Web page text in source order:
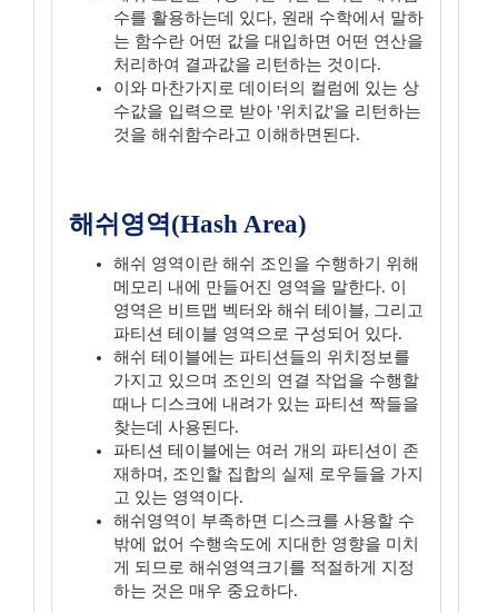
수를 활용하는데 있다, 원래 수학에서 말하
는 함수란 어떤 값을 대입하면 어떤 연산을
처리하여 결과값을 리턴하는 것이다.
이와 마찬가지로 데이터의 컬럼에 있는 상
수값을 입력으로 받아 '위치값'을 리턴하는
것을 해쉬함수라고 이해하면된다.
해쉬영역(Hash Area)
해쉬 영역이란 해쉬 조인을 수행하기 위해
메모리 내에 만들어진 영역을 말한다. 이
영역은 비트맵 벡터와 해쉬 테이블, 그리고
파티션 테이블 영역으로 구성되어 있다.
해쉬 테이블에는 파티션들의 위치정보를
가지고 있으며 조인의 연결 작업을 수행할
때나 디스크에 내려가 있는 파티션 짝들을
찾는데 사용된다.
파티션 테이블에는 여러 개의 파티션이 존
재하며, 조인할 집합의 실제 로우들을 가지
고 있는 영역이다.
해쉬영역이 부족하면 디스크를 사용할 수
밖에 없어 수행속도에 지대한 영향을 미치
게 되므로 해쉬영역크기를 적절하게 지정
하는 것은 매우 중요하다.